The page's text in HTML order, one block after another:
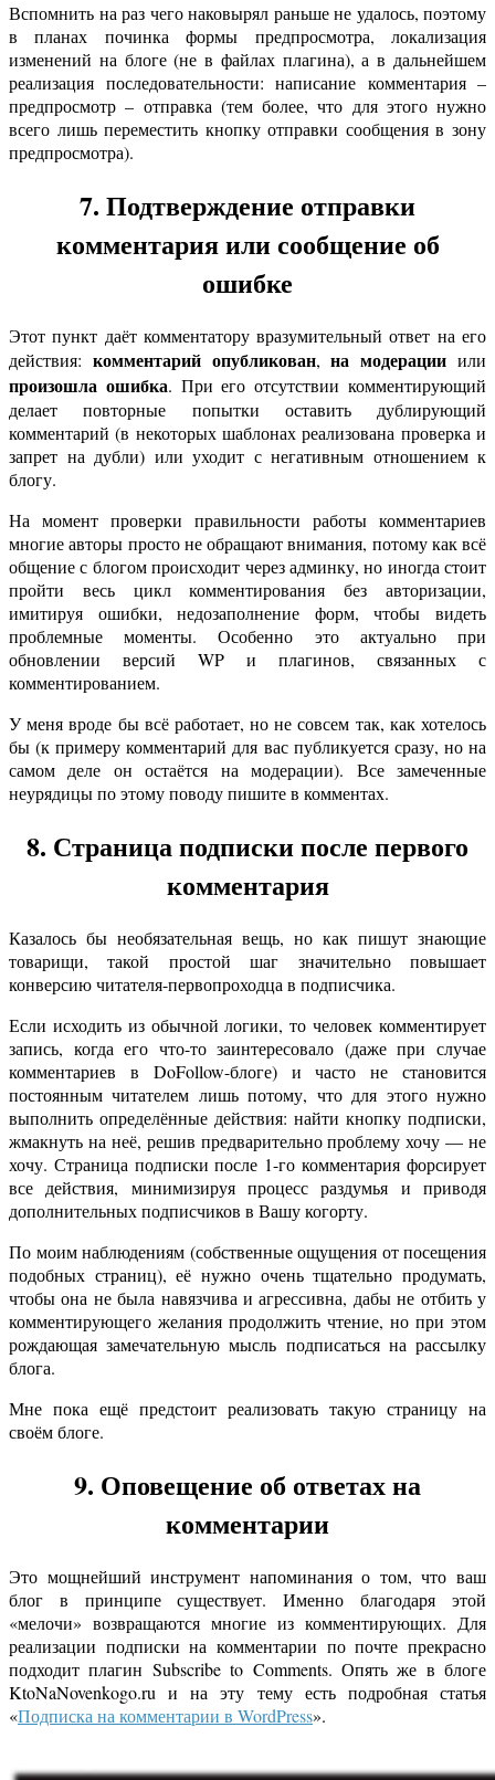
Вспомнить на раз чего наковырял раньше не удалось, поэтому
в планах починка формы предпросмотра, локализация
изменений на блоге (не в файлах плагина), а в дальнейшем
реализация последовательности: написание комментария –
предпросмотр – отправка (тем более, что для этого нужно
всего лишь переместить кнопку отправки сообщения в зону
предпросмотра).
7. Подтверждение отправки
комментария или сообщение об
ошибке
Этот пункт даёт комментатору вразумительный ответ на его
действия: комментарий опубликован,на модерации или
произошла ошибка. При его отсутствии комментирующий
делает повторные попытки оставить дублирующий
комментарий (в некоторых шаблонах реализована проверка и
запрет на дубли) или уходит с негативным отношением к
блогу.
На момент проверки правильности работы комментариев
многие авторы просто не обращают внимания, потому как всё
общение с блогом происходит через админку, но иногда стоит
пройти весь цикл комментирования без авторизации,
имитируя ошибки, недозаполнение форм, чтобы видеть
проблемные моменты. Особенно это актуально при
обновлении версий WP и плагинов, связанных с
комментированием.
У меня вроде бы всё работает, но не совсем так, как хотелось
бы (к примеру комментарий для вас публикуется сразу, но на
самом деле он остаётся на модерации). Все замеченные
неурядицы по этому поводу пишите в комментах.
8. Страница подписки после первого
комментария
Казалось бы необязательная вещь, но как пишут знающие
товарищи, такой простой шаг значительно повышает
конверсию читателя-первопроходца в подписчика.
Если исходить из обычной логики, то человек комментирует
запись, когда его что-то заинтересовало (даже при случае
комментариев в DoFollow-блоге) и часто не становится
постоянным читателем лишь потому, что для этого нужно
выполнить определённые действия: найти кнопку подписки,
жмакнуть на неё, решив предварительно проблему хочу — не
хочу. Страница подписки после 1-го комментария форсирует
все действия, минимизируя процесс раздумья и приводя
дополнительных подписчиков в Вашу когорту.
По моим наблюдениям (собственные ощущения от посещения
подобных страниц), её нужно очень тщательно продумать,
чтобы она не была навязчива и агрессивна, дабы не отбить у
комментирующего желания продолжить чтение, но при этом
рождающая замечательную мысль подписаться на рассылку
блога.
Мне пока ещё предстоит реализовать такую страницу на
своём блоге.
9. Оповещение об ответах на
комментарии
Это мощнейший инструмент напоминания о том, что ваш
блог в принципе существует. Именно благодаря этой
«мелочи» возвращаются многие из комментирующих. Для
реализации подписки на комментарии по почте прекрасно
подходит плагин Subscribe to Comments. Опять же в блоге
KtoNaNovenkogo.ru и на эту тему есть подробная статья
«Подписка на комментарии в WordPress».